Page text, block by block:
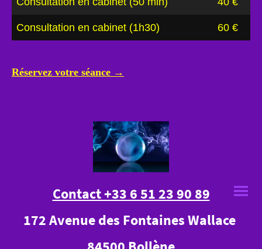
Consultation en cabinet (1h30) 60 €
Réservez votre séance →
Contact +33 6 51 23 90 89
172 Avenue des Fontaines Wallace